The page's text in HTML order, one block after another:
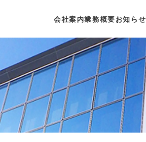
会社案内業務概要お知らせ